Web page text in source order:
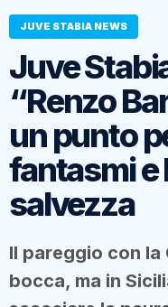
JUVE STABIA NEWS
Juve
“Renzo
un punto
fantasmi e
salvezza
Il pareggio con la
bocca, ma in